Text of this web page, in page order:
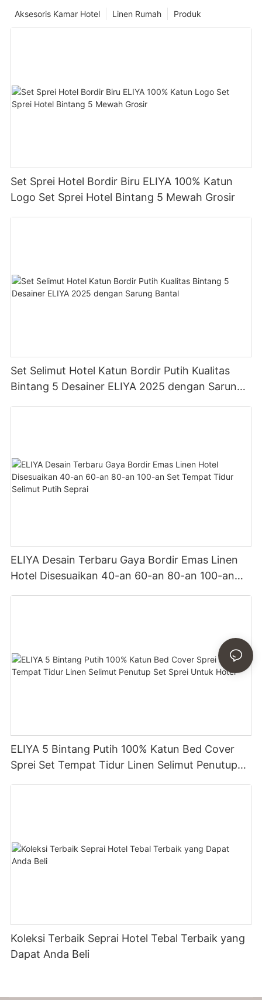
Produk
Linen Rumah
Aksesoris Kamar Hotel
Set Sprei Hotel Bordir Biru ELIYA 100% Katun
Logo Set Sprei Hotel Bintang 5 Mewah Grosir
Set Selimut Hotel Katun Bordir Putih Kualitas
Bintang 5 Desainer ELIYA 2025 dengan Sarung
ELIYA Desain Terbaru Gaya Bordir Emas Linen
Hotel Disesuaikan 40-an 60-an 80-an 100-an
ELIYA 5 Bintang Putih 100% Katun Bed Cover
Sprei Set Tempat Tidur Linen Selimut Penutup
Koleksi Terbaik Seprai Hotel Tebal Terbaik yang
Dapat Anda Beli